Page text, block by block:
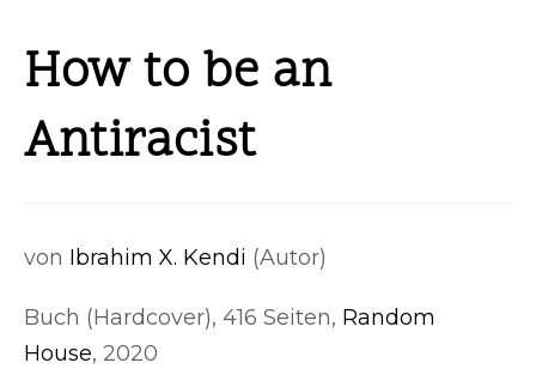
How to be an
Antiracist
von Ibrahim X. Kendi (Autor)
Buch (Hardcover), 416 Seiten, Random
House, 2020